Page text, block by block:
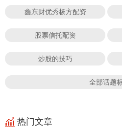
鑫东财优秀杨方配资
股票信托配资
炒股的技巧
全部话题
热门文章